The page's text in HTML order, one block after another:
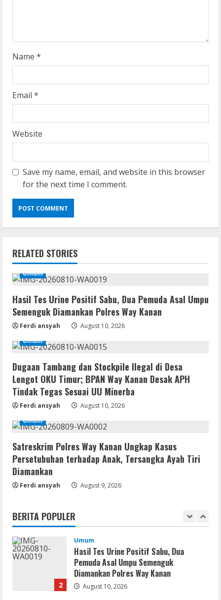
g
Name *
Email *
Website
Save my name, email, and website in this browser
for the next time I comment.
RELATED STORIES
Umum
Hasil Tes Urine Positif Sabu, Dua Pemuda Asal Umpu
Semenguk Diamankan Polres Way Kanan
Ferdi ansyah
August 10, 2026
Umum
Dugaan Tambang dan Stockpile Ilegal di Desa
Lengot OKU Timur; BPAN Way Kanan Desak APH
Tindak Tegas Sesuai UU Minerba
Ferdi ansyah
August 10, 2026
Umum
Satreskrim Polres Way Kanan Ungkap Kasus
Persetubuhan terhadap Anak, Tersangka Ayah Tiri
Diamankan
Ferdi ansyah August 9, 2026
BERITA POPULER
2
Hasil Tes Urine Positif Sabu, Dua
Diamankan Polres Way Kanan
August 10, 2026
3
Umum
Dugaan Tambang dan Stockpile Ilegal di
Desa Lengot OKU Timur; BPAN Way
Kanan Desak APH Tindak Tegas Sesuai
UU Minerba
4
Img
Office 2019 Pro Plus AIO Massgrave No
Internet Required P2P release
August 9, 2026
5
Microsoft Office Portable + Activator
August 9, 2026
1
Resettools
MyLanViewer Crack + Portable All
2
Umum
Hasil Tes Urine Positif Sabu, Dua
Pemuda Asal Umpu Semenguk
Diamankan Polres Way Kanan
August 10, 2026